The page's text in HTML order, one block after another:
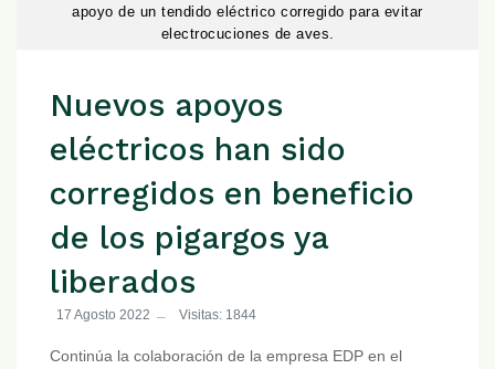
apoyo de un tendido eléctrico corregido para evitar
electrocuciones de aves.
Nuevos apoyos
eléctricos han sido
corregidos en beneficio
de los pigargos ya
liberados
17 Agosto 2022 Visitas: 1844
Continúa la colaboración de la empresa EDP en el